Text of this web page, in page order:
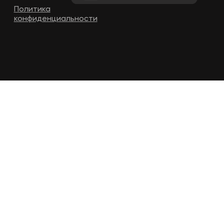
Политика
конфиденциальности